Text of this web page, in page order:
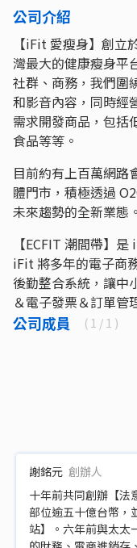
公司介紹
【iFit 愛瘦身】創立
灣最大的健康瘦身
社群、商務，我們圍
和影音內容，同時經
需求開發商品，包括
食品等等。
目前約有上百萬網路
體門市，積極透過
未來趨勢的全新業態。
【ECFIT 潮間帶】
iFit 將多年的電子商
後勤整合系統，讓中
＆電子發票＆訂單管
公司成員 ( 1 / 1 )
謝銘元 創辦人
十年前共同創辦【法
部位逾五十億台幣
站】。六年前與太太